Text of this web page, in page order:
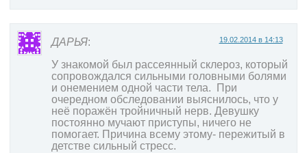
ДАРЬЯ: 19.02.2014 в 14:13
У знакомой был рассеянный склероз, который
сопровождался сильными головными болями
и онемением одной части тела. При
очередном обследовании выяснилось, что у
неё поражён тройничный нерв. Девушку
постоянно мучают приступы, ничего не
помогает. Причина всему этому- пережитый в
детстве сильный стресс.